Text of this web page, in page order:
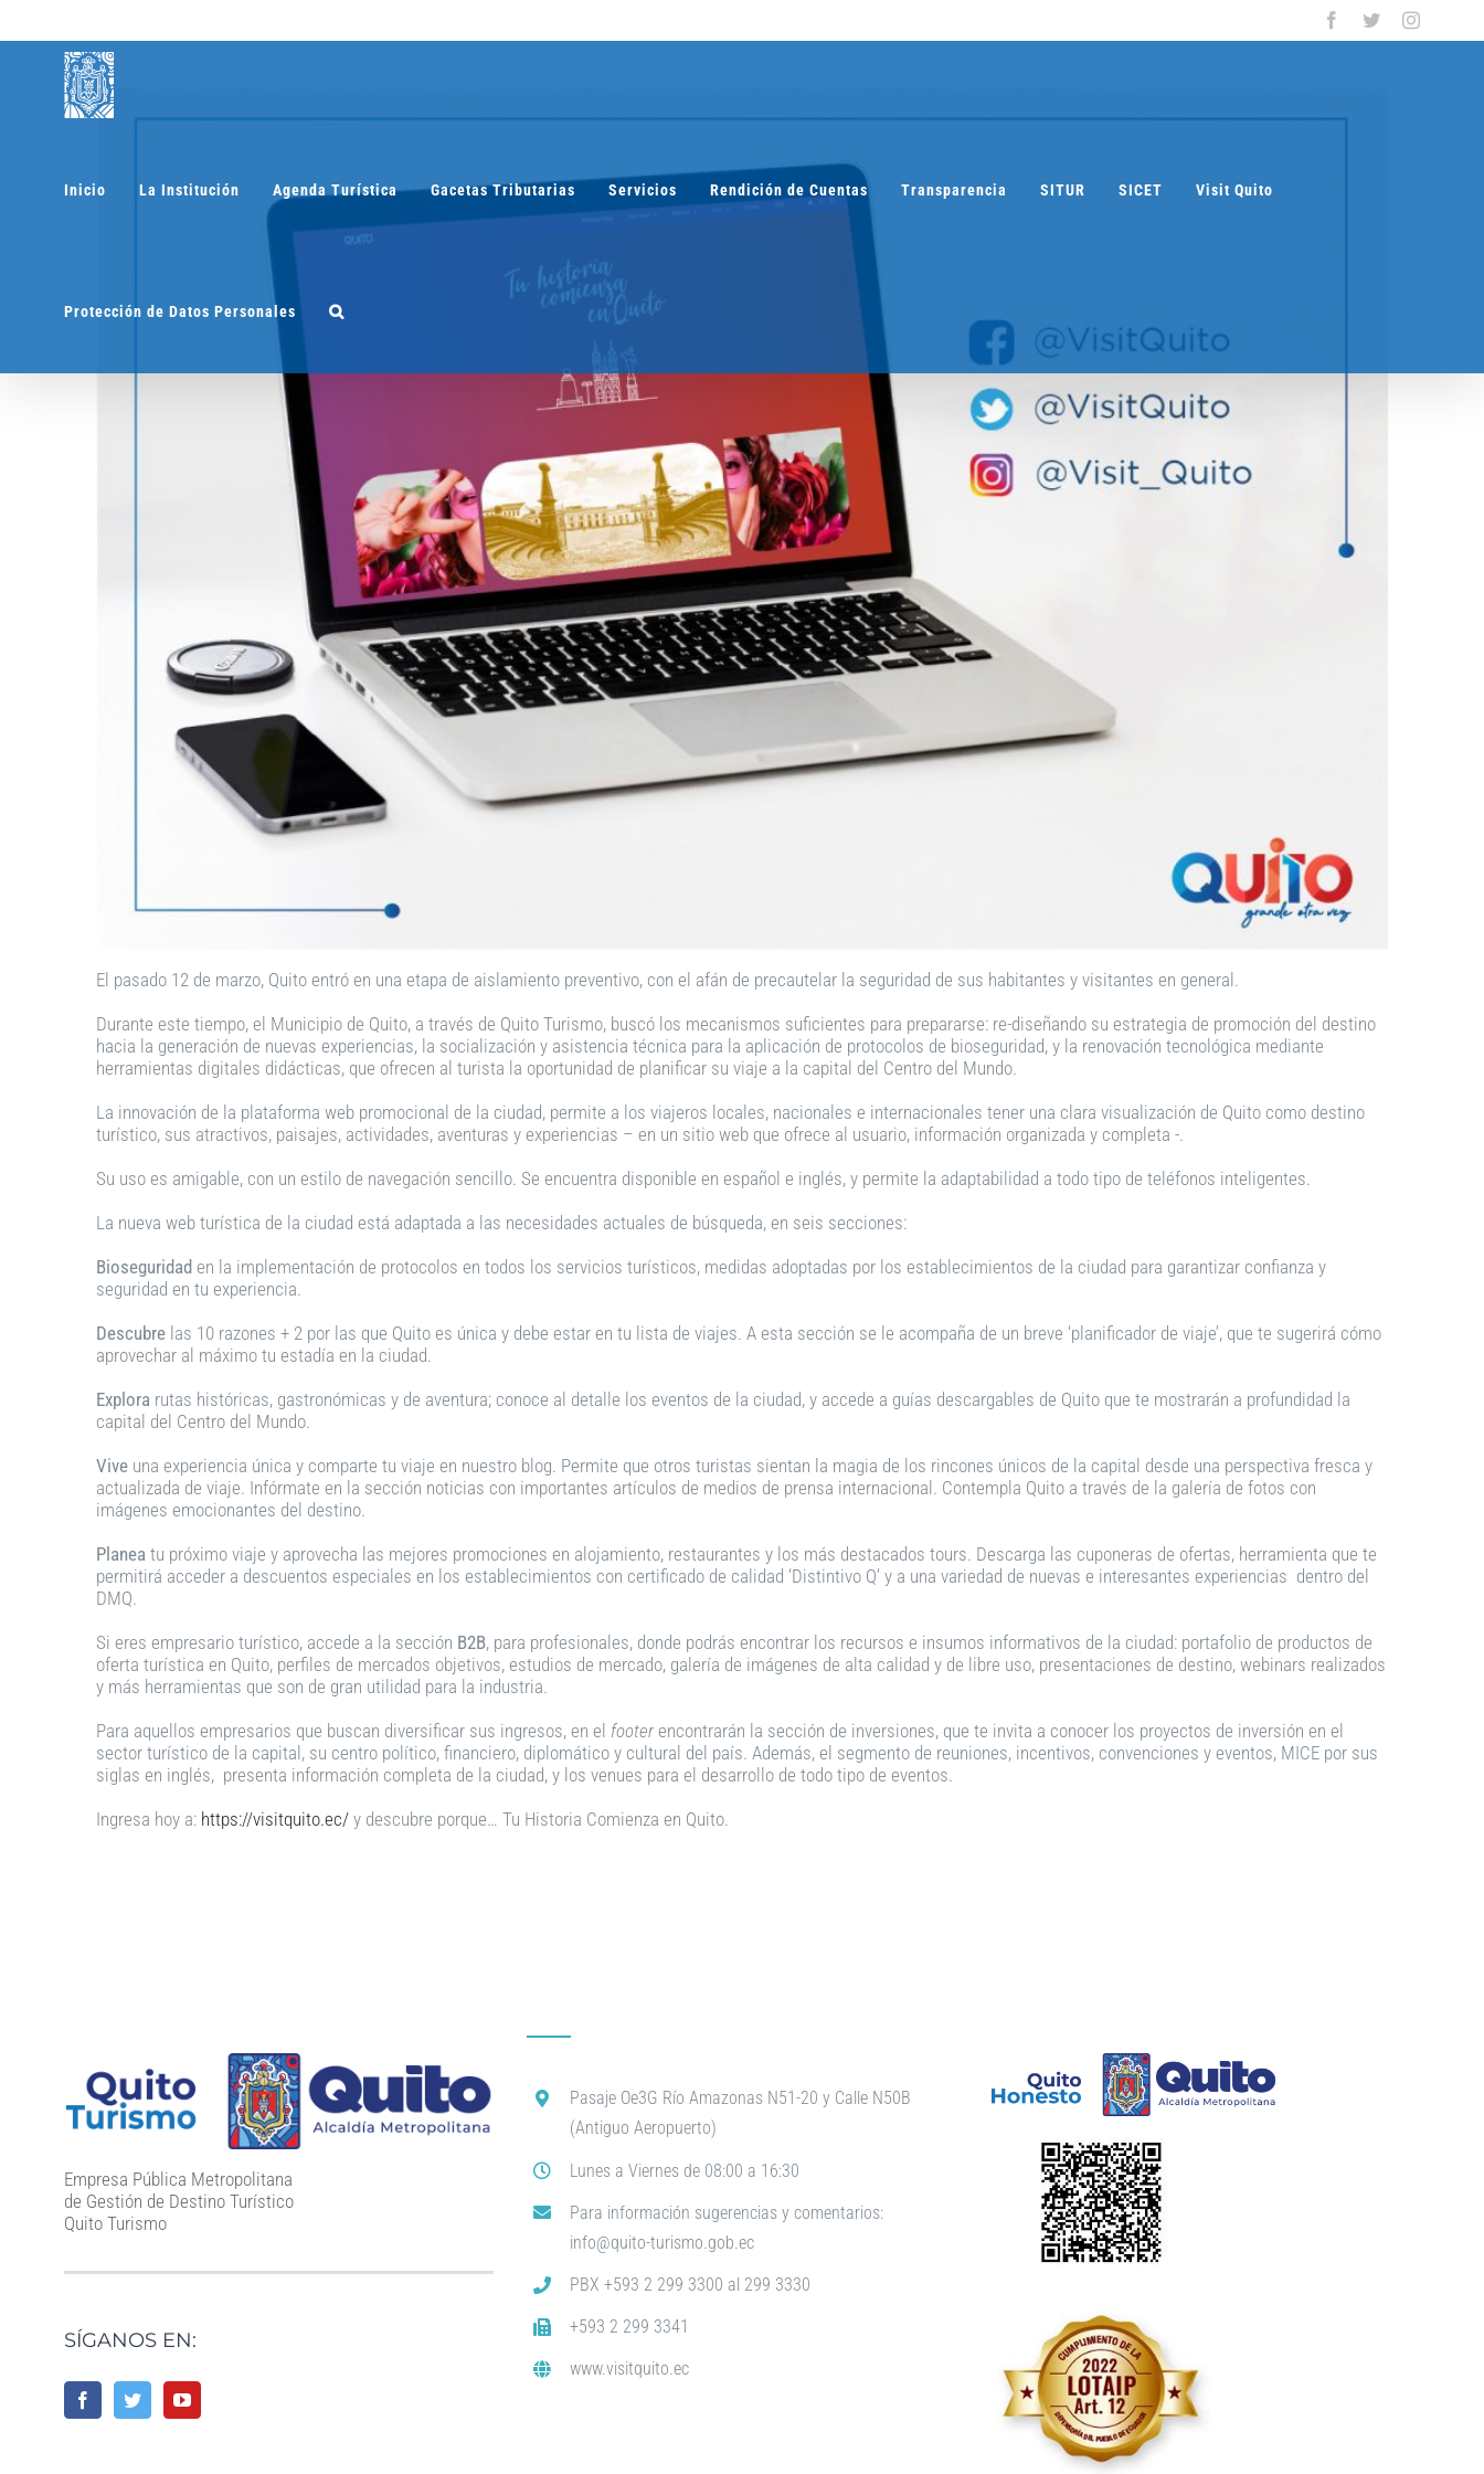
contenido
Facebook
Twitter
Inicio La Institución Agenda Turística Gacetas Tributarias Servicios Rendición de Cuentas Transparencia SITUR SICET Visit Quito
Protección de Datos Personales
El pasado 12 de marzo, Quito entró en una etapa de aislamiento preventivo, con el afán de precautelar la seguridad de sus habitantes y visitantes en general.
Durante este tiempo, el Municipio de Quito, a través de Quito Turismo, buscó los mecanismos suficientes para prepararse: re-diseñando su estrategia de promoción del destino
hacia la generación de nuevas experiencias, la socialización y asistencia técnica para la aplicación de protocolos de bioseguridad, y la renovación tecnológica mediante
herramientas digitales didácticas, que ofrecen al turista la oportunidad de planificar su viaje a la capital del Centro del Mundo.
La innovación de la plataforma web promocional de la ciudad, permite a los viajeros locales, nacionales e internacionales tener una clara visualización de Quito como destino
turístico, sus atractivos, paisajes, actividades, aventuras y experiencias – en un sitio web que ofrece al usuario, información organizada y completa -.
Su uso es amigable, con un estilo de navegación sencillo. Se encuentra disponible en español e inglés, y permite la adaptabilidad a todo tipo de teléfonos inteligentes.
La nueva web turística de la ciudad está adaptada a las necesidades actuales de búsqueda, en seis secciones:
Bioseguridad en la implementación de protocolos en todos los servicios turísticos, medidas adoptadas por los establecimientos de la ciudad para garantizar confianza y
seguridad en tu experiencia.
Descubre las 10 razones + 2 por las que Quito es única y debe estar en tu lista de viajes. A esta sección se le acompaña de un breve ‘planificador de viaje’, que te sugerirá cómo
aprovechar al máximo tu estadía en la ciudad.
Explora rutas históricas, gastronómicas y de aventura; conoce al detalle los eventos de la ciudad, y accede a guías descargables de Quito que te mostrarán a profundidad la
capital del Centro del Mundo.
Vive una experiencia única y comparte tu viaje en nuestro blog. Permite que otros turistas sientan la magia de los rincones únicos de la capital desde una perspectiva fresca y
actualizada de viaje. Infórmate en la sección noticias con importantes artículos de medios de prensa internacional. Contempla Quito a través de la galería de fotos con
imágenes emocionantes del destino.
Planea tu próximo viaje y aprovecha las mejores promociones en alojamiento, restaurantes y los más destacados tours. Descarga las cuponeras de ofertas, herramienta que te
permitirá acceder a descuentos especiales en los establecimientos con certificado de calidad ‘Distintivo Q’ y a una variedad de nuevas e interesantes experiencias dentro del
DMQ.
Si eres empresario turístico, accede a la sección B2B, para profesionales, donde podrás encontrar los recursos e insumos informativos de la ciudad: portafolio de productos de
oferta turística en Quito, perfiles de mercados objetivos, estudios de mercado, galería de imágenes de alta calidad y de libre uso, presentaciones de destino, webinars realizados
y más herramientas que son de gran utilidad para la industria.
Para aquellos empresarios que buscan diversificar sus ingresos, en el footerencontrarán la sección de inversiones, que te invita a conocer los proyectos de inversión en el
sector turístico de la capital, su centro político, financiero, diplomático y cultural del país. Además, el segmento de reuniones, incentivos, convenciones y eventos, MICE por sus
siglas en inglés, presenta información completa de la ciudad, y los venues para el desarrollo de todo tipo de eventos.
Ingresa hoy a: https://visitquito.ec/ y descubre porque… Tu Historia Comienza en Quito.
Empresa Pública Metropolitana
de Gestión de Destino Turístico
Quito Turismo
SÍGANOS EN:
Pasaje Oe3G Río Amazonas N51-20 y Calle N50B
(Antiguo Aeropuerto)
Lunes a Viernes de 08:00 a 16:30
Para información sugerencias y comentarios:
info@quito-turismo.gob.ec
PBX +593 2 299 3300 al 299 3330
+593 2 299 3341
www.visitquito.ec